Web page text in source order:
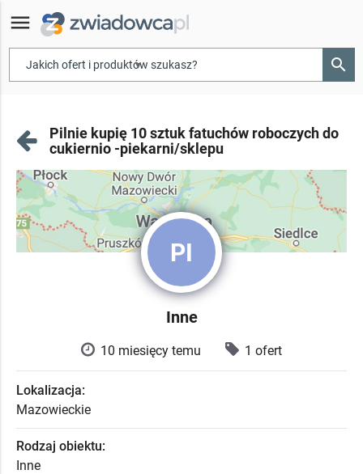
menu
▾ search
Pilnie kupię 10 sztuk fatuchów roboczych do
cukiernio -piekarni/sklepu
PI
Inne
10 miesięcy temu 1 ofert
Lokalizacja:
Mazowieckie
Rodzaj obiektu:
Inne